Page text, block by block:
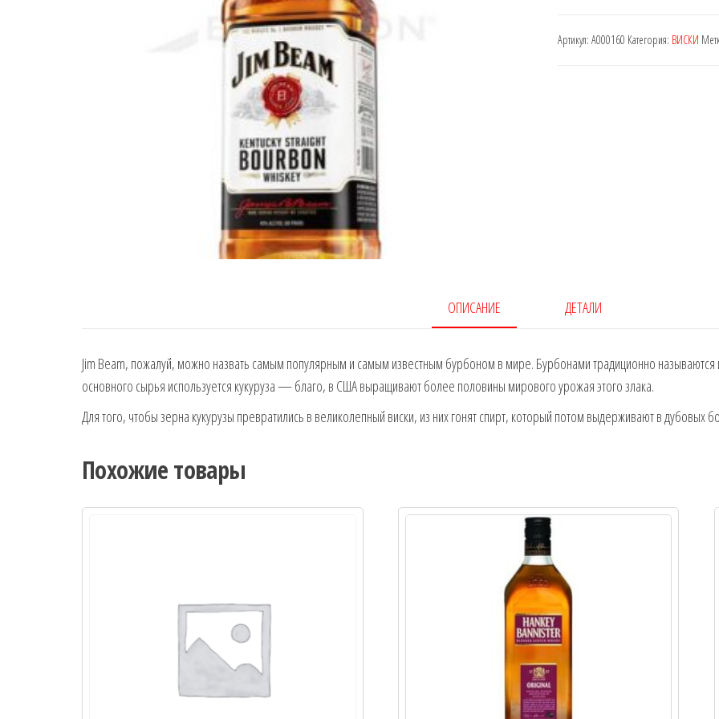
Beam
Артикул: A000160 Категория: ВИСКИ
ОПИСАНИЕ ДЕТАЛИ
Jim Beam, пожалуй, можно назвать самым популярным и самым известным бурбоном в мире. Бурбонами традиционно называются
основного сырья используется кукуруза — благо, в США выращивают более половины мирового урожая этого злака.
Для того, чтобы зерна кукурузы превратились в великолепный виски, из них гонят спирт, который потом выдерживают в
Похожие товары